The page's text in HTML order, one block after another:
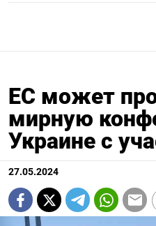
ЕС может
мирную
Украине с
27.05.2024